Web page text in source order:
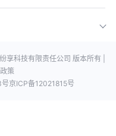
享科技有限责任公司 版本所有 |
策
京ICP备12021815号